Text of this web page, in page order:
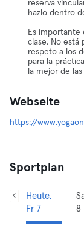
reserva
hazlo dentro
Es importante
clase. No
respeto a los
para la
la mejor de
Webseite
https://
Sportplan
Heute,
Fr 7
8